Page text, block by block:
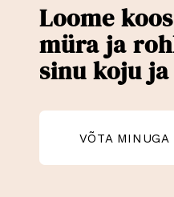
Loome
müra ja
sinu koju
VÕTA MINUGA